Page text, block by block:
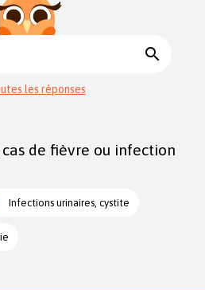
search
les réponses
de fièvre ou infection
Infections urinaires, cystite